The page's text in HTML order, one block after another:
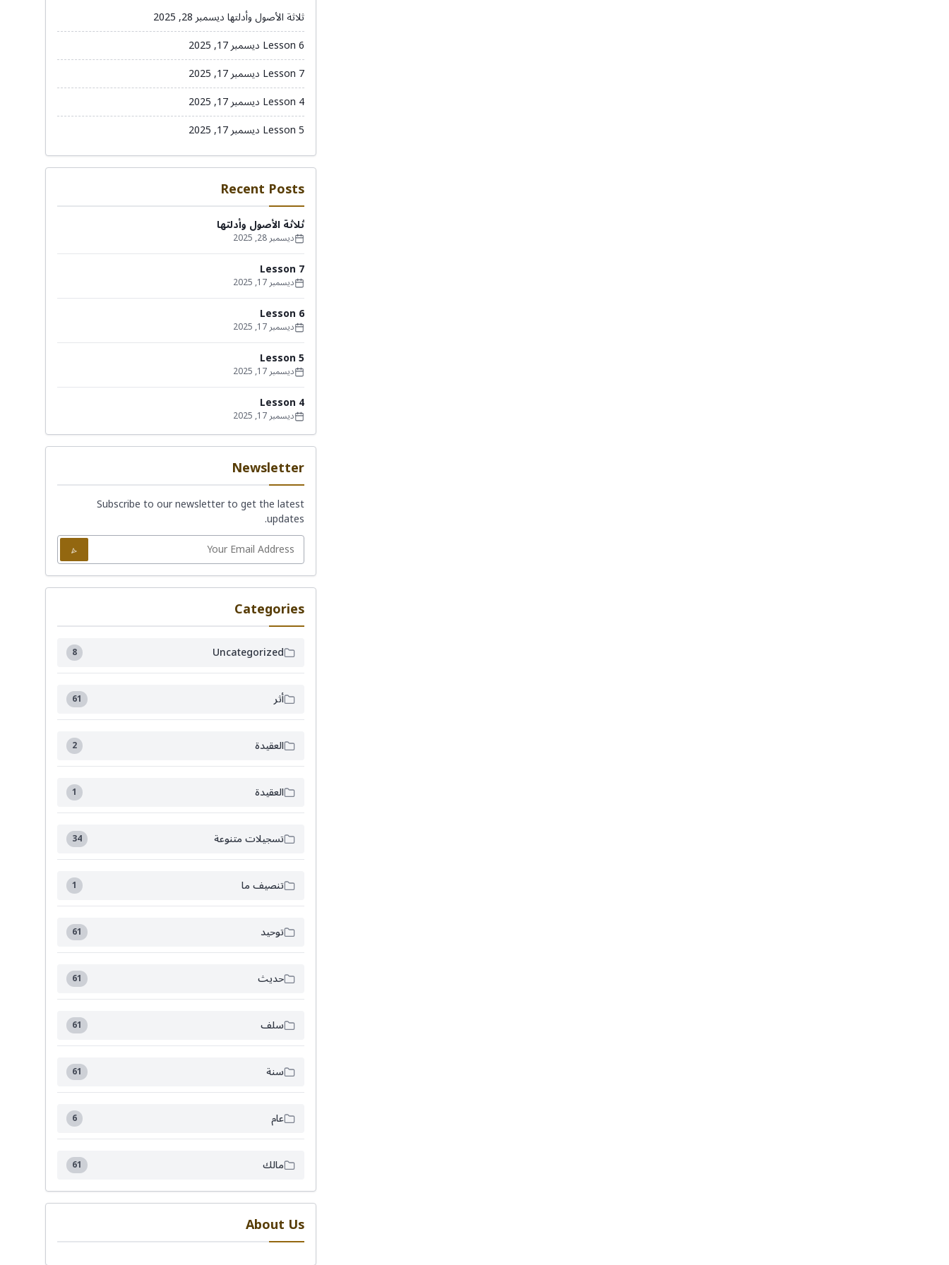
ثلاثة الأصول وأدلتهاديسمبر 28, 2025
Lesson 6 ديسمبر 17, 2025
Lesson 7 ديسمبر 17, 2025
Lesson 4 ديسمبر 17, 2025
Lesson 5 ديسمبر 17, 2025
Recent Posts
ثلاثة الأصول وأدلتها
ديسمبر 28, 2025
Lesson 7
ديسمبر 17, 2025
Lesson 6
ديسمبر 17, 2025
Lesson 5
ديسمبر 17, 2025
Lesson 4
ديسمبر 17, 2025
Newsletter
Subscribe to our newsletter to get the latest
updates.
Categories
Uncategorized
8
أثر 61
العقيدة 2
العقيدة 1
تسجيلات متنوعة 34
تنصيف ما 1
توحيد 61
حديث 61
سلف 61
سنة 61
عام 6
مالك 61
About Us